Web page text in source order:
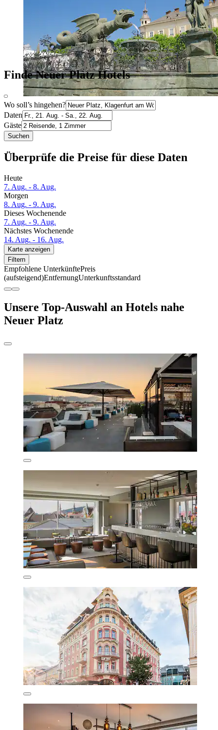
Finde Neuer Platz Hotels
Wo soll’s hingehen?
Daten
Gäste
Suchen
Überprüfe die Preise für diese Daten
Heute
7. Aug. - 8. Aug.
Morgen
8. Aug. - 9. Aug.
Dieses Wochenende
7. Aug. - 9. Aug.
Nächstes Wochenende
14. Aug. - 16. Aug.
Karte anzeigen
Filtern
Empfohlene UnterkünftePreis
(aufsteigend)EntfernungUnterkunftsstandard
Unsere Top-Auswahl an Hotels nahe
Neuer Platz